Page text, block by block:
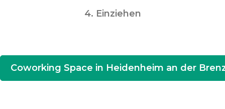
4. Einziehen
Coworking Space in Heidenheim an der